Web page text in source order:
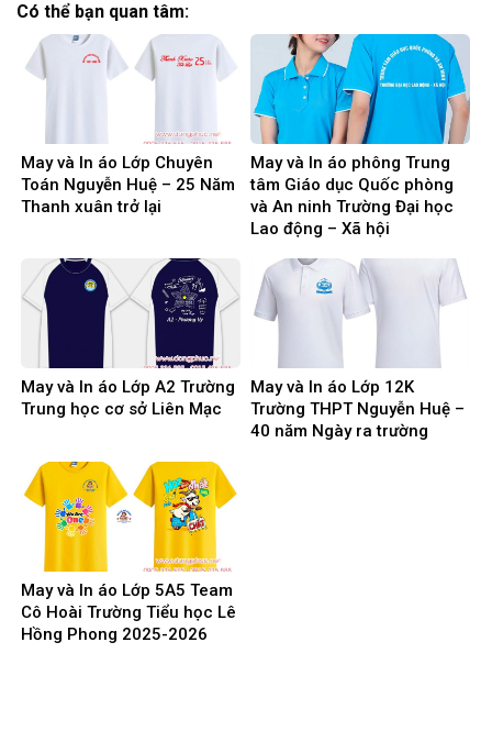
Có thể bạn quan tâm:
May và In áo Lớp Chuyên
Toán Nguyễn Huệ – 25 Năm
Thanh xuân trở lại
May và In áo phông Trung
tâm Giáo dục Quốc phòng
và An ninh Trường Đại học
Lao động – Xã hội
May và In áo Lớp A2 Trường
Trung học cơ sở Liên Mạc
May và In áo Lớp 12K
Trường THPT Nguyễn Huệ –
40 năm Ngày ra trường
May và In áo Lớp 5A5 Team
Cô Hoài Trường Tiểu học Lê
Hồng Phong 2025-2026